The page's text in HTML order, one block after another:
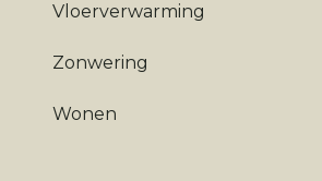
Vloerverwarming
Zonwering
Wonen